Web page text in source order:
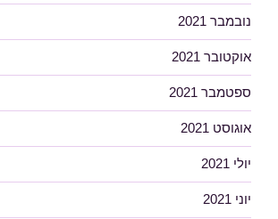
נובמבר 2021
אוקטובר 2021
ספטמבר 2021
אוגוסט 2021
יולי 2021
יוני 2021